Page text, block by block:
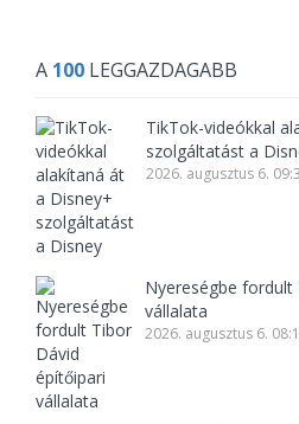
A 100 LEGGAZDAGABB
TikTok-videókkal
szolgáltatást a
2026. augusztus 6.
Nyereségbe
vállalata
2026. augusztus 6.